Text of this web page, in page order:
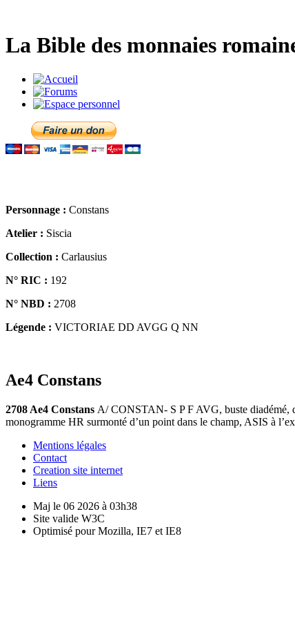
La Bible des monnaies
Personnage : Constans
Atelier : Siscia
Collection : Carlausius
N° RIC : 192
N° NBD : 2708
Légende : VICTORIAE DD AVGG Q NN
Ae4 Constans
2708 Ae4 Constans A/ CONSTAN- S P F AVG, buste diadémé,
monogramme HR surmonté d’un point dans le champ, ASIS à
Mentions légales
Contact
Creation site internet
Liens
Maj le 06 2026 à 03h38
Site valide W3C
Optimisé pour Mozilla, IE7 et IE8